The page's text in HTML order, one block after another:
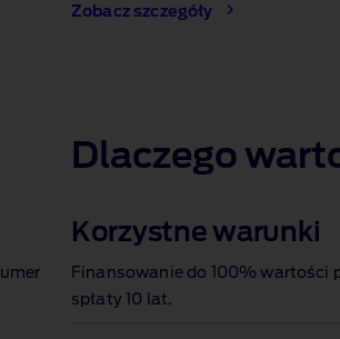
Zobacz szczegóły
Dlaczego
Korzystne warunki
Finansowanie do 100% wartości
spłaty 10 lat.